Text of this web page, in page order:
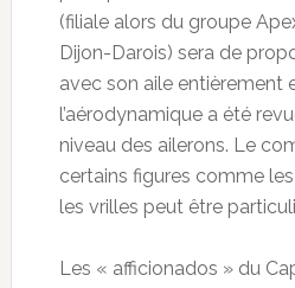
(filiale alors du groupe
Dijon-Darois) sera de
avec son aile entièrement
l’aérodynamique a été
niveau des ailerons. Le
certains figures comme
les vrilles peut être
Les « afficionados » du